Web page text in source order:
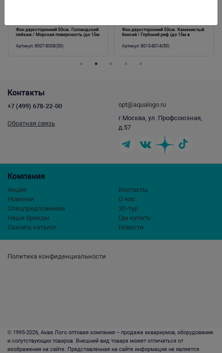
Фон двухсторонний 50см. Голландский
пейзаж / Морская поверхность (до 15м
Артикул: 8007-8008(50)
Фон двухсторонний 50см. Каменистый
бонсай / Глубокий риф (до 15м в
Артикул: 8013-8014(50)
Политика конфиденциальности
Компания
Акции
Новинки
Спецпредложения
Наши бренды
Скачать каталог
Контакты
О нас
3D-тур
Где купить
Новости
Контакты
+7 (499) 678-22-00
Обратная связь
opt@aqualogo.ru
г.Москва, ул. Профсоюзная,
д.57
© 1995-2026, Аква Лого оптовая компания – продажа аквариумов, оборудования
и сопутствующих товаров. Внешний вид товара может отличаться от
изображения на сайте. Представленная на сайте информация не является